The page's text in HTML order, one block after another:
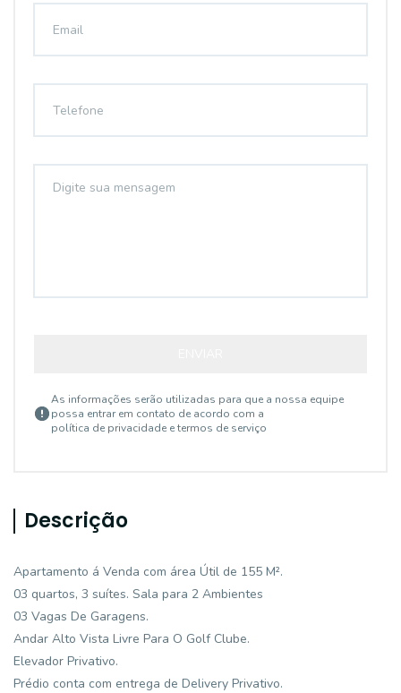
As informações serão utilizadas para que a nossa equipe
possa entrar em contato de acordo com a
política de privacidade e termos de serviço
Descrição
Apartamento á Venda com área Útil de 155 M².
03 quartos, 3 suítes. Sala para 2 Ambientes
03 Vagas De Garagens.
Andar Alto Vista Livre Para O Golf Clube.
Elevador Privativo.
Prédio conta com entrega de Delivery Privativo.